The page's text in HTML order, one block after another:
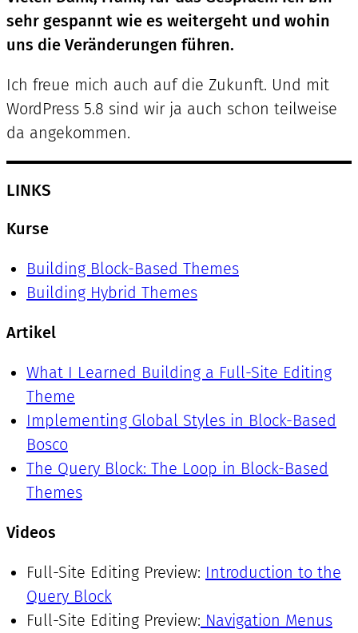
sehr gespannt wie es weitergeht und wohin
uns die Veränderungen führen.
Ich freue mich auch auf die Zukunft. Und mit
WordPress 5.8 sind wir ja auch schon teilweise
da angekommen.
LINKS
Kurse
Building Block-Based Themes
Building Hybrid Themes
Artikel
What I Learned Building a Full-Site Editing
Theme
Implementing Global Styles in Block-Based
Bosco
The Query Block: The Loop in Block-Based
Themes
Videos
Full-Site Editing Preview: Introduction to the
Query Block
Full-Site Editing Preview: Navigation Menus